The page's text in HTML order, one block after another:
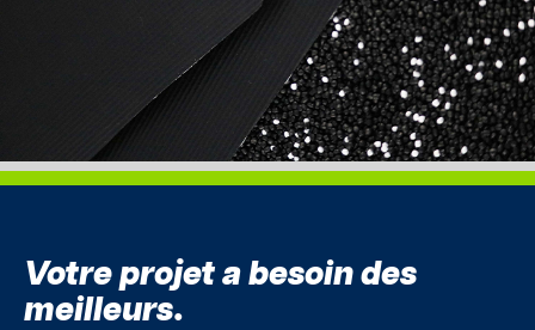
Votre projet a besoin des
meilleurs.